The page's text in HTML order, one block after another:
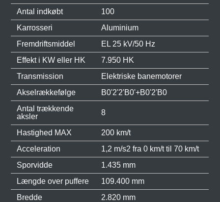
Antal indkøbt
100
Karrosseri
Aluminium
Fremdriftsmiddel
EL 25 kV/50 Hz
Effekt i KW eller HK
7.950 HK
Transmission
Elektriske banemotorer
Akselrækkefølge
B0'2'2'B0'+B0'2'B0
Antal trækkende
aksler
8
Hastighed MAX
200 km/t
Acceleration
1,2 m/s2 fra 0 km/t til 70 km/t
Sporvidde
1.435 mm
Længde over puffere
109.400 mm
Bredde
2.820 mm